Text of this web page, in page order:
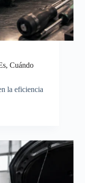
Cuándo
la eficiencia